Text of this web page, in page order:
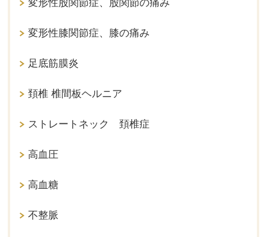
変形性股関節症、股関節の痛み
変形性膝関節症、膝の痛み
足底筋膜炎
頚椎 椎間板ヘルニア
ストレートネック 頚椎症
高血圧
高血糖
不整脈